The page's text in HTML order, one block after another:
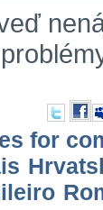
for